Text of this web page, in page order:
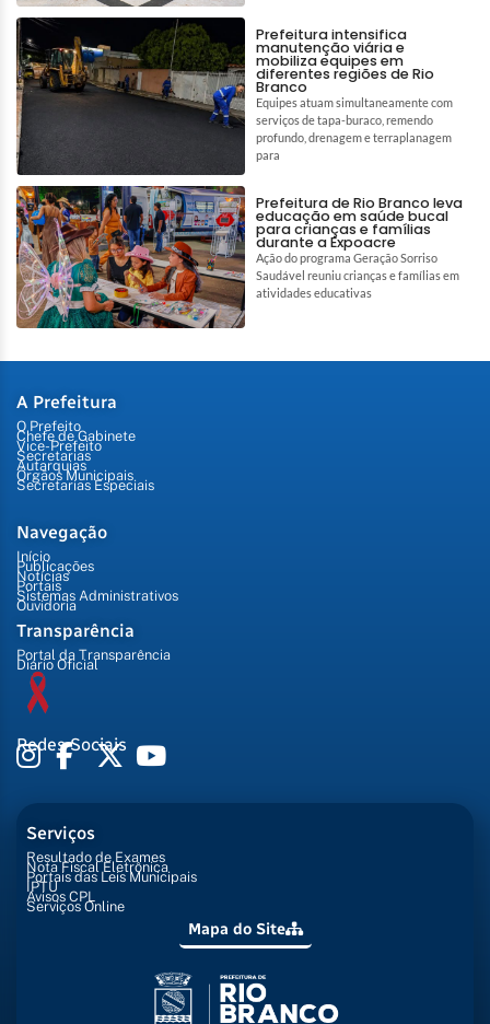
Prefeitura intensifica
manutenção viária e
mobiliza equipes em
diferentes regiões de Rio
Branco
Equipes atuam simultaneamente com
serviços de tapa-buraco, remendo
profundo, drenagem e terraplanagem
para
Prefeitura de Rio Branco leva
educação em saúde bucal
para crianças e famílias
durante a Expoacre
Ação do programa Geração Sorriso
Saudável reuniu crianças e famílias em
atividades educativas
A Prefeitura
O Prefeito
Chefe de Gabinete
Vice-Prefeito
Secretarias
Autarquias
Órgãos Municipais
Secretarias Especiais
Navegação
Início
Publicações
Notícias
Portais
Sistemas Administrativos
Ouvidoria
Transparência
Portal da Transparência
Diário Oficial
Redes Sociais
Serviços
Resultado de Exames
Nota Fiscal Eletrônica
Portais das Leis Municipais
IPTU
Avisos CPL
Serviços Online
Mapa do Site